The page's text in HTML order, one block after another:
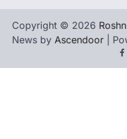
Copyright © 2026
News by Ascendoor |